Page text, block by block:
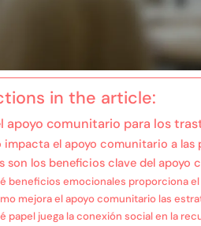
in the article:
apoyo comunitario para los
impacta el apoyo comunitario a
son los beneficios clave del apoyo
beneficios emocionales proporciona
mejora el apoyo comunitario las
papel juega la conexión social en la